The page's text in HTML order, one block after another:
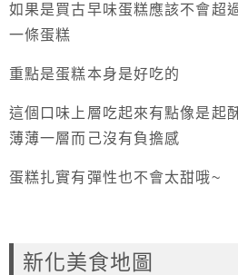
如果是買古早味蛋糕應該不會超
一條蛋糕
重點是蛋糕本身是好吃的
這個口味上層吃起來有點像是起
薄薄一層而己沒有負擔感
蛋糕扎實有彈性也不會太甜哦~
新化美食地圖